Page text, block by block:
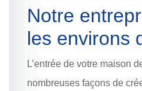
Notre
les environs
L’entrée de votre maison
nombreuses façons de